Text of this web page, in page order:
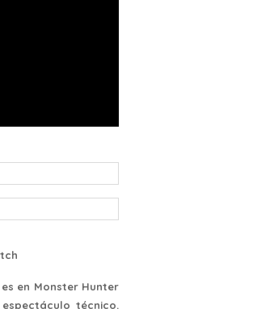
en Monster Hunter
técnico.